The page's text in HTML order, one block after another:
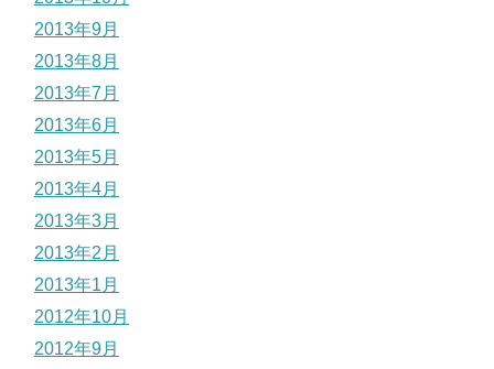
2013年9月
2013年8月
2013年7月
2013年6月
2013年5月
2013年4月
2013年3月
2013年2月
2013年1月
2012年10月
2012年9月